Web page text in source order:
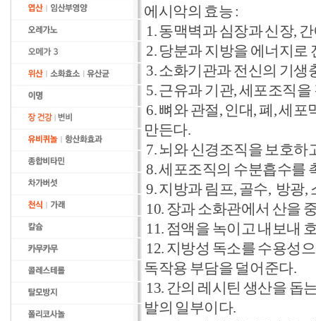
에시악의 효능 :
1. 동맥벽과 심장과 신장,
2. 당분과 지방을 에너지
3. 소화기관과 전신의 기생
5. 근유과 기관, 세포조직
6. 뼈와 관절, 인대, 폐, 세
만든다.
7. 뇌와 신경조직을 보호하
8. 세포조직의 수분흡수를
9. 지방과 림프, 골수, 방광,
10. 장과 소화관에서 산을
11. 점액을 녹이고 내보내
12. 지방성 독소를 수용성
독작용 부담을 덜어준다.
13. 간의 레시틴 생산을 돕
발의 일부이다.